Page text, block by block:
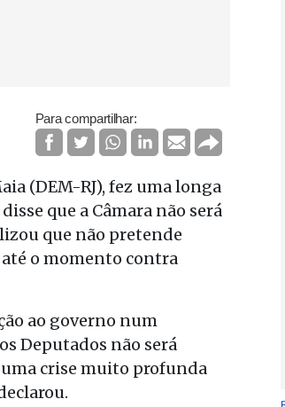
Para compartilhar:
(DEM-RJ), fez uma longa
que a Câmara não será
que não pretende
o momento contra
ao governo num
Deputados não será
crise muito profunda